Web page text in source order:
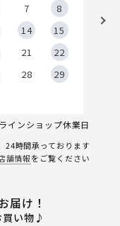
7
8
14
15
21
22
28
29
インショップ休業日
時間承っております
舗情報をご覧ください
届け！
買い物♪